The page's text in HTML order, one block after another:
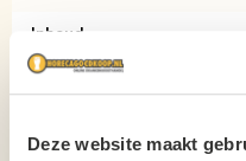
Deze website maakt
Inhoud
Soort